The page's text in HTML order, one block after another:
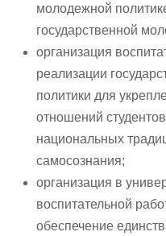
молодежной
государственной
организация
реализации
политики для
отношений
национальных
самосознания;
организация в
воспитательной
обеспечение